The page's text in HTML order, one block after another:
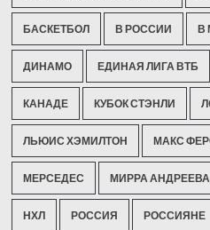
БАСКЕТБОЛ В РОССИИ В
ДИНАМО ЕДИНАЯ ЛИГА ВТБ
КАНАДЕ КУБОК СТЭНЛИ
ЛЬЮИС ХЭМИЛТОН МАКС
МЕРСЕДЕС МИРРА АНДРЕЕВА
НХЛ РОССИЯ РОССИЯНЕ